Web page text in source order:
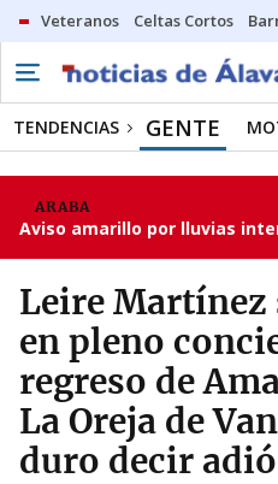
Veteranos Celtas Cortos
TENDENCIAS GENTE
ARABA
Aviso amarillo por lluvias
Leire Martínez
en pleno
regreso de
La Oreja de
duro decir